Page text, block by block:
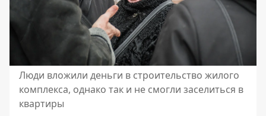
Люди вложили деньги в строительство жилого
комплекса, однако так и не смогли заселиться в
квартиры